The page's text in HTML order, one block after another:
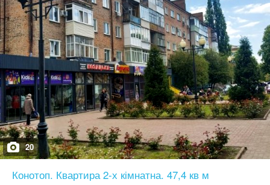
20
Конотоп. Квартира 2-х кімнатна. 47,4 кв м